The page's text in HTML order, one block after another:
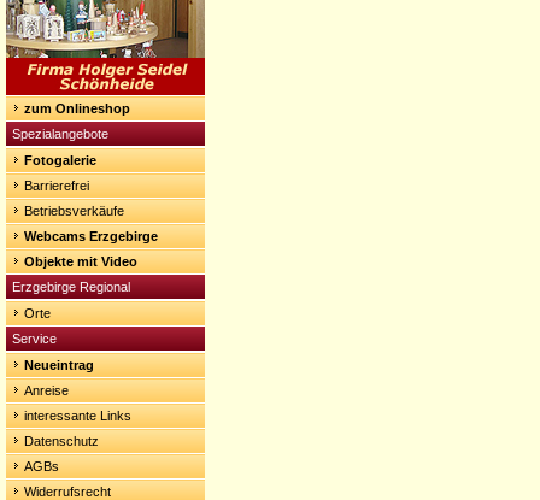
zum Onlineshop
Spezialangebote
Fotogalerie
Barrierefrei
Betriebsverkäufe
Webcams Erzgebirge
Objekte mit Video
Erzgebirge Regional
Orte
Service
Neueintrag
Anreise
interessante Links
Datenschutz
AGBs
Widerrufsrecht